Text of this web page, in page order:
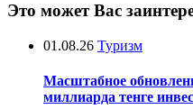
Это может Вас
01.08.26 Туризм
Масштабное
миллиарда тенге